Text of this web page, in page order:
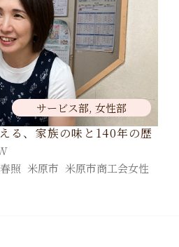
サービス部, 女性部
る、家族の味と140年の歴
春照 米原市 米原市商工会女性